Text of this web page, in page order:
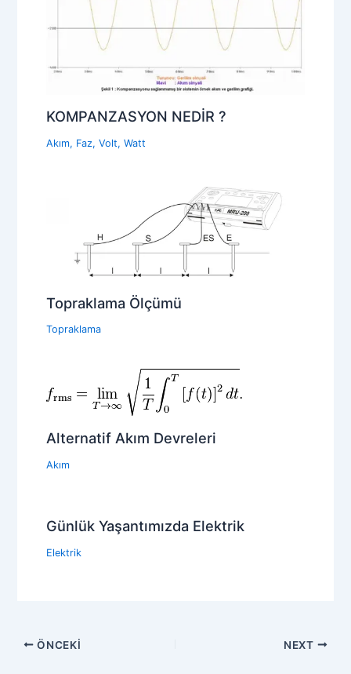
KOMPANZASYON NEDİR ?
Akım, Faz, Volt, Watt
Topraklama Ölçümü
Topraklama
Alternatif Akım Devreleri
Akım
Günlük Yaşantımızda Elektrik
Elektrik
ÖNCEKI NEXT